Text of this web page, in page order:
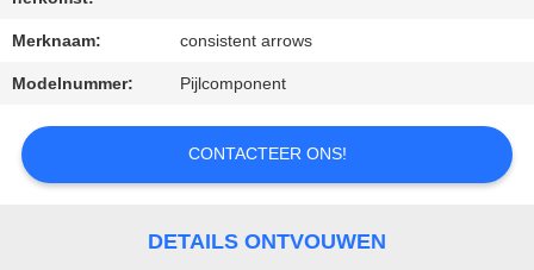
EEN
CITAAT
Merknaam: consistent arrows
Modelnummer: Pijlcomponent
CONTACTEER ONS!
DETAILS ONTVOUWEN